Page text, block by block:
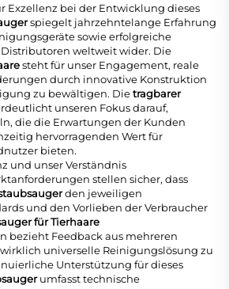
Exzellenz bei der Entwicklung dieses
spiegelt jahrzehntelange Erfahrung
sowie erfolgreiche
weltweit wider. Die
steht für unser Engagement, reale
durch innovative Konstruktion
zu bewältigen. Dietragbarer
unseren Fokus darauf,
die die Erwartungen der Kunden
hervorragenden Wert für
bieten.
und unser Verständnis
stellen sicher, dass
den jeweiligen
und den Vorlieben der Verbraucher
für Tierhaare
bezieht Feedback aus mehreren
universelle Reinigungslösung zu
Unterstützung für dieses
umfasst technische